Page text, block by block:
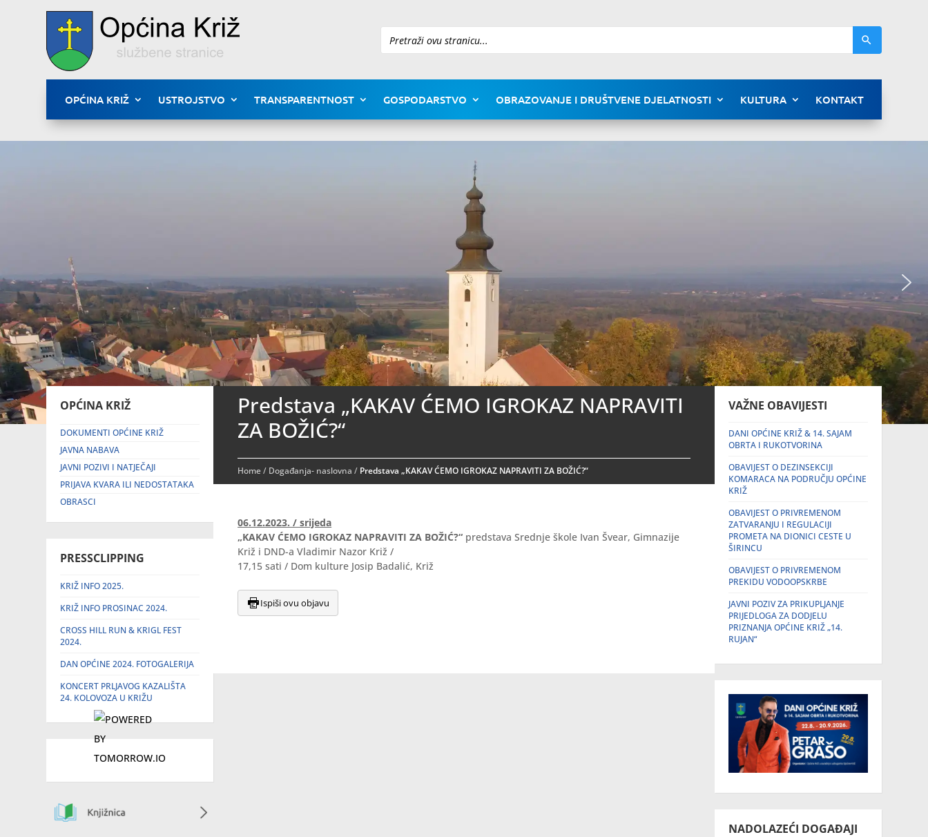
Pretraži
OPĆINA KRIŽ USTROJSTVO TRANSPARENTNOST GOSPODARSTVO OBRAZOVANJE I DRUŠTVENE DJELATNOSTI KULTURA KONTAKT
OPĆINA KRIŽ
DOKUMENTI OPĆINE KRIŽ
JAVNA NABAVA
JAVNI POZIVI I NATJEČAJI
PRIJAVA KVARA ILI NEDOSTATAKA
OBRASCI
PRESSCLIPPING
KRIŽ INFO 2025.
KRIŽ INFO PROSINAC 2024.
CROSS HILL RUN & KRIGL FEST
2024.
DAN OPĆINE 2024. FOTOGALERIJA
KONCERT PRLJAVOG KAZALIŠTA
24. KOLOVOZA U KRIŽU
Predstava „KAKAV ĆEMO IGROKAZ NAPRAVITI
ZA BOŽIĆ?“
Home/ Događanja- naslovna / Predstava „KAKAV ĆEMO IGROKAZ NAPRAVITI ZA BOŽIĆ?“
06.12.2023. / srijeda
„KAKAV ĆEMO IGROKAZ NAPRAVITI ZA BOŽIĆ?“ predstava Srednje škole Ivan Švear, Gimnazije
Križ i DND-a Vladimir Nazor Križ /
17,15 sati / Dom kulture Josip Badalić, Križ
Ispiši ovu objavu
VAŽNE OBAVIJESTI
DANI OPĆINE KRIŽ & 14. SAJAM
OBRTA I RUKOTVORINA
OBAVIJEST O DEZINSEKCIJI
KOMARACA NA PODRUČJU OPĆINE
KRIŽ
OBAVIJEST O PRIVREMENOM
ZATVARANJU I REGULACIJI
PROMETA NA DIONICI CESTE U
ŠIRINCU
OBAVIJEST O PRIVREMENOM
PREKIDU VODOOPSKRBE
JAVNI POZIV ZA PRIKUPLJANJE
PRIJEDLOGA ZA DODJELU
PRIZNANJA OPĆINE KRIŽ „14.
RUJAN“
NADOLAZEĆI DOGAĐAJI